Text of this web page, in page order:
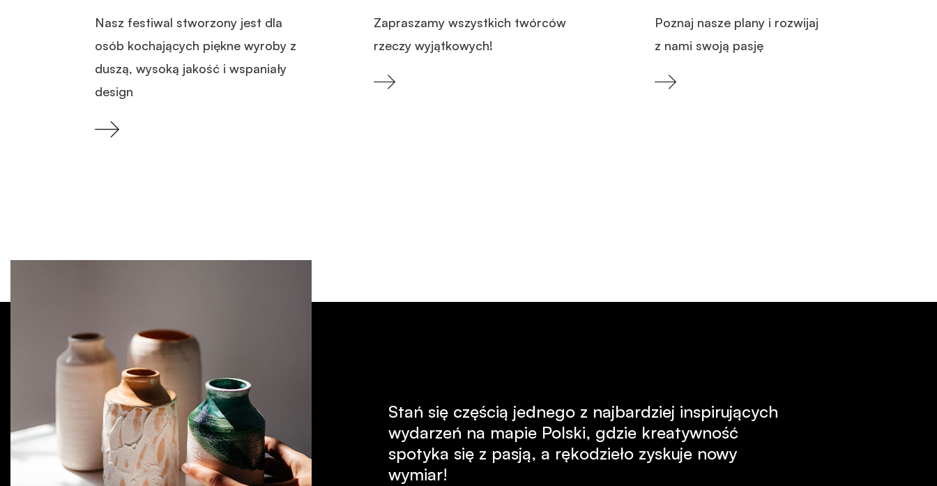
Nasz festiwal stworzony jest dla
osób kochających piękne wyroby z
duszą, wysoką jakość i wspaniały
design
Zapraszamy wszystkich twórców
rzeczy wyjątkowych!
Poznaj nasze plany i rozwijaj
z nami swoją pasję
Stań się częścią jednego z najbardziej inspirujących
wydarzeń na mapie Polski, gdzie kreatywność
spotyka się z pasją, a rękodzieło zyskuje nowy
wymiar!